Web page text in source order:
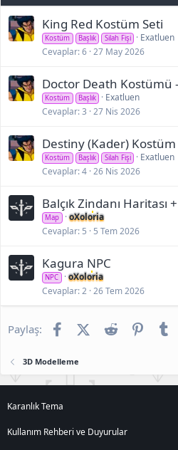
King Red Kostüm Seti
Kostüm Başlık Silah Fişi
Exatluen
Cevaplar 6 27 May 2026
Doctor Death Kostümü
Kostüm Başlık
Exatluen
Cevaplar 3 27 Nis 2026
Destiny (Kader) Kostüm
Kostüm Başlık Silah Fişi
Exatluen
Cevaplar 4 26 Nis 2026
Balçık Zindanı Haritası
Map
oXoloria
Cevaplar 5 5 Tem 2026
Kagura NPC
NPC
oXoloria
Cevaplar 2 26 Tem 2026
Paylaş: FacebookX (Twitter)
Reddit
3D Modelleme
Karanlık Tema
Kullanım Rehberi ve Duyurular